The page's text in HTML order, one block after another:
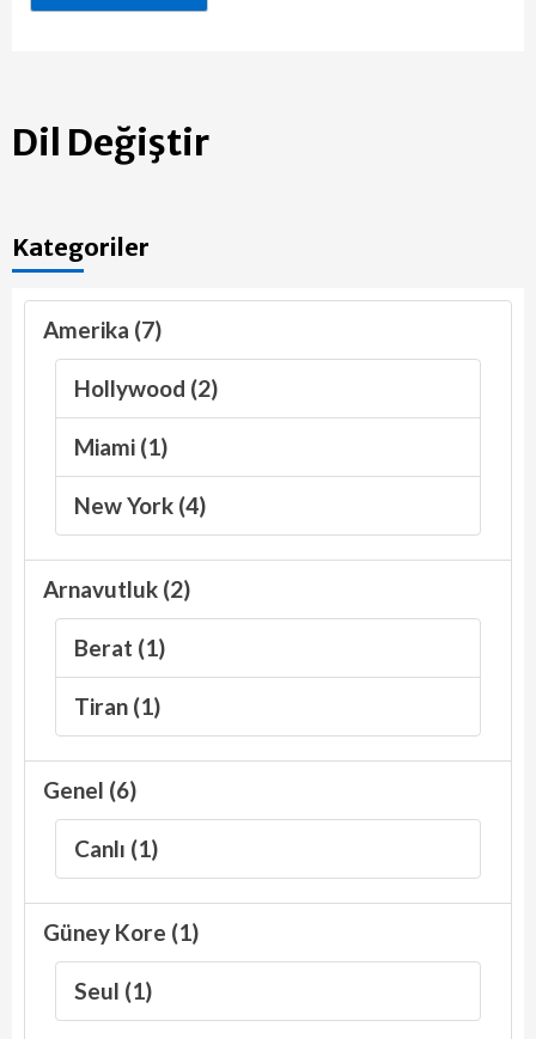
Dil Değiştir
Kategoriler
Amerika (7)
Hollywood (2)
Miami (1)
New York (4)
Arnavutluk (2)
Berat (1)
Tiran (1)
Genel (6)
Canlı (1)
Güney Kore (1)
Seul (1)